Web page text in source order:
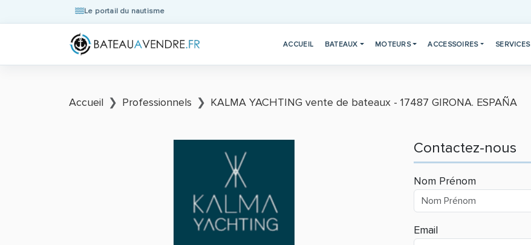
Le portail du nautisme
ACCUEIL BATEAUX MOTEURS ACCESSOIRES SERVICES
Accueil Professionnels KALMA YACHTING vente de bateaux - 17487​ GIRONA. ESPAÑA
Contactez-nous
Nom Prénom
Email